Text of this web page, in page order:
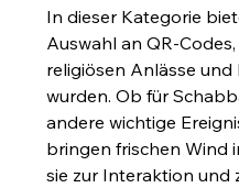
In dieser Kategorie
Auswahl an QR-
religiösen Anlässe
wurden. Ob für
andere wichtige
bringen frischen Wind
sie zur Interaktion und